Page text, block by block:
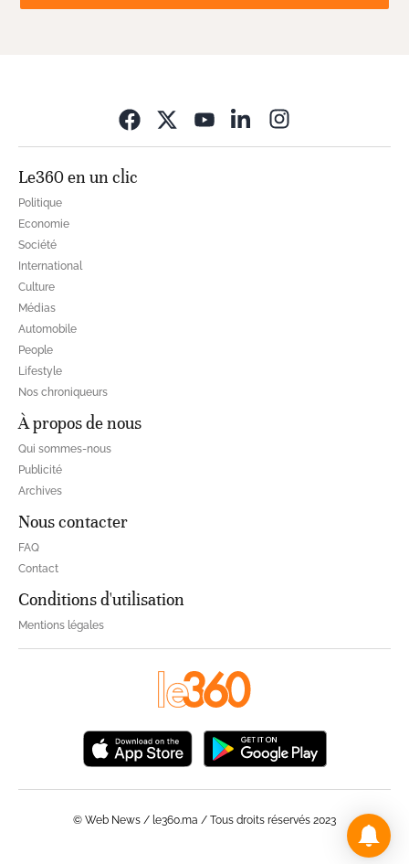
Le360 en un clic
Politique
Economie
Société
International
Culture
Médias
Automobile
People
Lifestyle
Nos chroniqueurs
À propos de nous
Qui sommes-nous
Publicité
Archives
Nous contacter
FAQ
Contact
Conditions d'utilisation
Mentions légales
© Web News / le360.ma / Tous droits réservés 2023